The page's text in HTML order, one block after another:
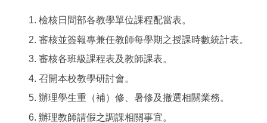
檢核日間部各教學單位課程配當表。
審核並簽報專兼任教師每學期之授課時數統計表。
審核各班級課程表及教師課表。
召開本校教學研討會。
辦理學生重（補）修、暑修及撤選相關業務。
辦理教師請假之調課相關事宜。